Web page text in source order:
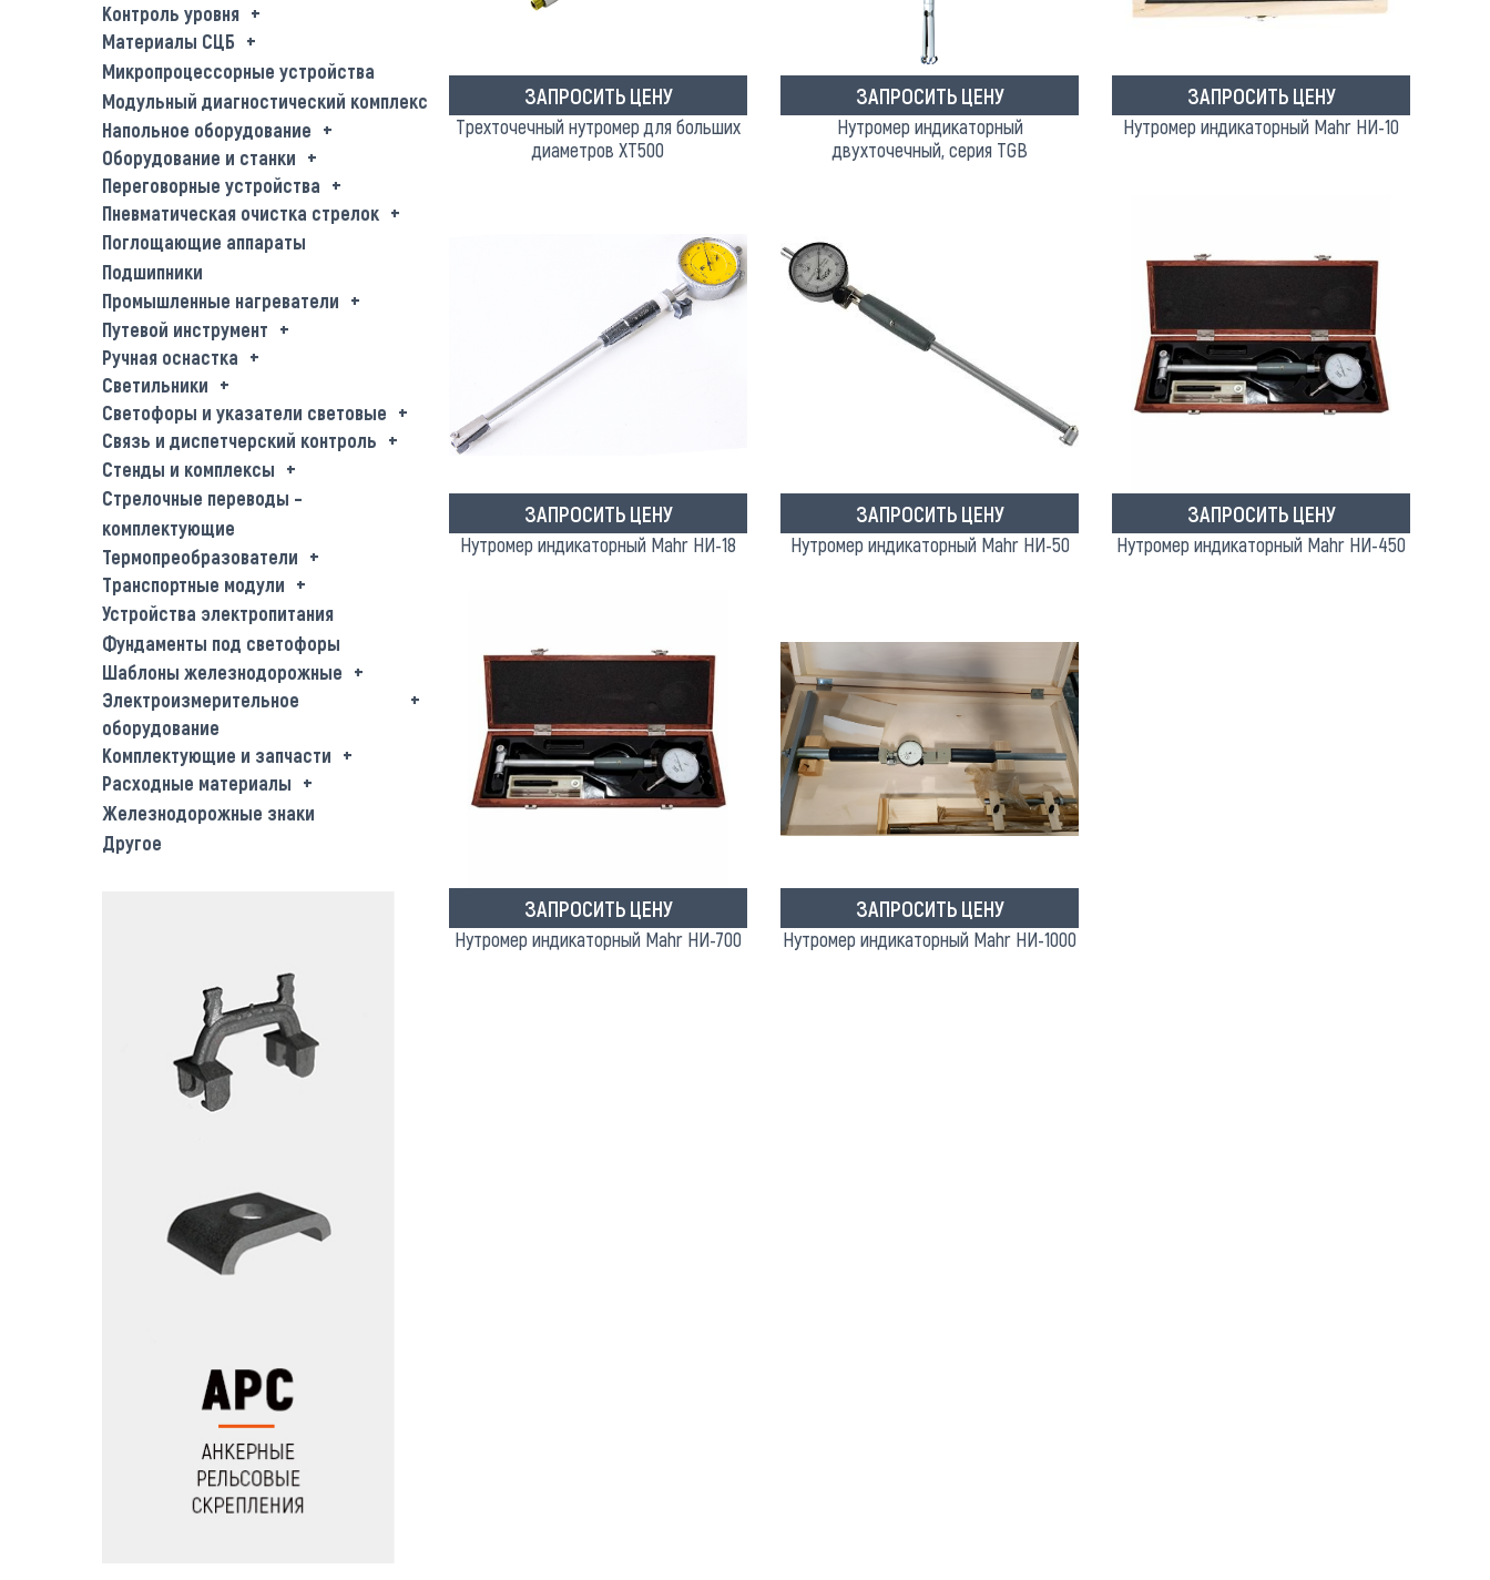
Контроль уровня
Материалы СЦБ
Микропроцессорные устройства
Модульный диагностический комплекс
Напольное оборудование
Оборудование и станки
Переговорные устройства
Пневматическая очистка стрелок
Поглощающие аппараты
Подшипники
Промышленные нагреватели
Путевой инструмент
Ручная оснастка
Светильники
Светофоры и указатели световые
Связь и диспетчерский контроль
Стенды и комплексы
Стрелочные переводы –
комплектующие
Термопреобразователи
Транспортные модули
Устройства электропитания
Фундаменты под светофоры
Шаблоны железнодорожные
Электроизмерительное
оборудование
Комплектующие и запчасти
Расходные материалы
Железнодорожные знаки
Другое
ЗАПРОСИТЬ ЦЕНУ
Трехточечный нутромер для больших
диаметров XT500
ЗАПРОСИТЬ ЦЕНУ
Нутромер индикаторный
двухточечный, серия TGB
ЗАПРОСИТЬ ЦЕНУ
Нутромер индикаторный Mahr НИ-10
ЗАПРОСИТЬ ЦЕНУ
Нутромер индикаторный Mahr НИ-18
ЗАПРОСИТЬ ЦЕНУ
Нутромер индикаторный Mahr НИ-50
ЗАПРОСИТЬ ЦЕНУ
Нутромер индикаторный Mahr НИ-450
ЗАПРОСИТЬ ЦЕНУ
Нутромер индикаторный Mahr НИ-700
ЗАПРОСИТЬ ЦЕНУ
Нутромер индикаторный Mahr НИ-1000